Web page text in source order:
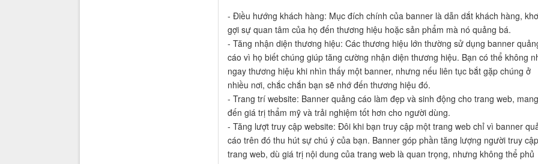
- Điều hướng khách hàng: Mục đích chính của banner là dẫn dắt khách hàng,
gợi sự quan tâm của họ đến thương hiệu hoặc sản phẩm mà nó quảng bá.
- Tăng nhận diện thương hiệu: Các thương hiệu lớn thường sử dụng banner
cáo vì họ biết chúng giúp tăng cường nhận diện thương hiệu. Bạn có thể không
ngay thương hiệu khi nhìn thấy một banner, nhưng nếu liên tục bắt gặp chúng ở
nhiều nơi, chắc chắn bạn sẽ nhớ đến thương hiệu đó.
- Trang trí website: Banner quảng cáo làm đẹp và sinh động cho trang web, mang
đến giá trị thẩm mỹ và trải nghiệm tốt hơn cho người dùng.
- Tăng lượt truy cập website: Đôi khi bạn truy cập một trang web chỉ vì banner
cáo trên đó thu hút sự chú ý của bạn. Banner góp phần tăng lượng người truy cập
trang web, dù giá trị nội dung của trang web là quan trọng, nhưng không thể phủ